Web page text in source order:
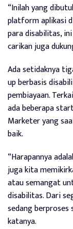
“Inilah yang
platform aplikasi
para disabilitas,
carikan juga
Ada setidaknya
up berbasis
pembiayaan.
ada beberapa
Marketer yang
baik.
“Harapannya
juga kita
atau semangat
disabilitas. Dari
sedang berproses
katanya.